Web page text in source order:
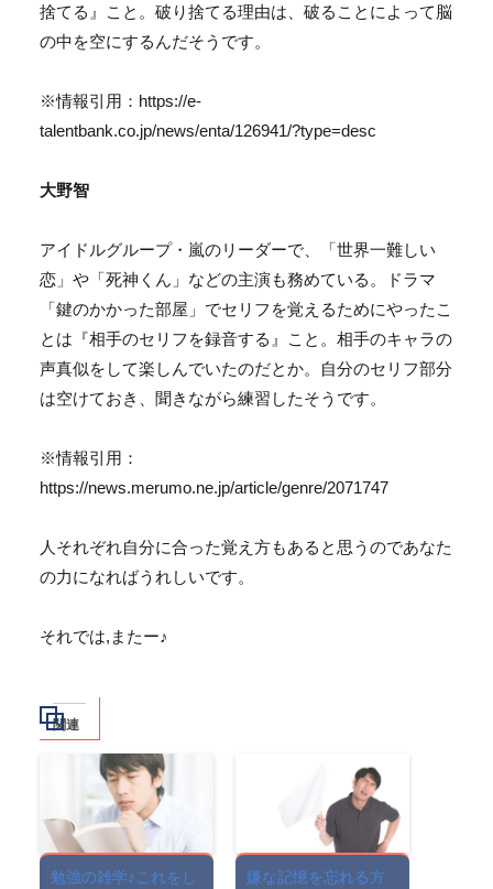
捨てる』
こと。破り捨てる理由は、破ることによって脳
の中を空にするんだそうです。
※情報引用：https://e-
talentbank.co.jp/news/enta/126941/?type=desc
大野智
アイドルグループ・嵐のリーダーで、「世界一難しい
恋」や「死神くん」などの主演も務めている。ドラマ
「鍵のかかった部屋」でセリフを覚えるためにやったこ
とは 『相手のセリフを録音する』
こと。相手のキャラの
声真似をして楽しんでいたのだとか。自分のセリフ部分
は空けておき、聞きながら練習したそうです。
※情報引用：
https://news.merumo.ne.jp/article/genre/2071747
人それぞれ自分に合った覚え方もあると思うのであなた
の力になればうれしいです。
それでは,またー♪
関連
勉強の雑学♪これをし 嫌な記憶を忘れる方